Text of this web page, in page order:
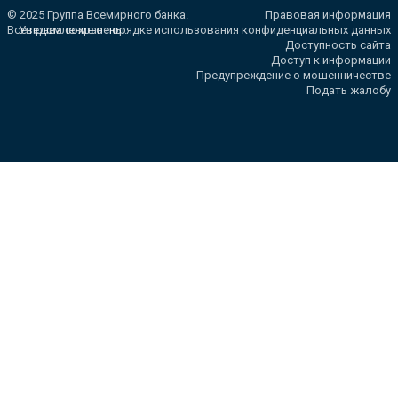
© 2025 Группа Всемирного банка.
Все права сохранены.
Правовая информация
Уведомление о порядке использования конфиденциальных данных
Доступность сайта
Доступ к информации
Предупреждение о мошенничестве
Подать жалобу